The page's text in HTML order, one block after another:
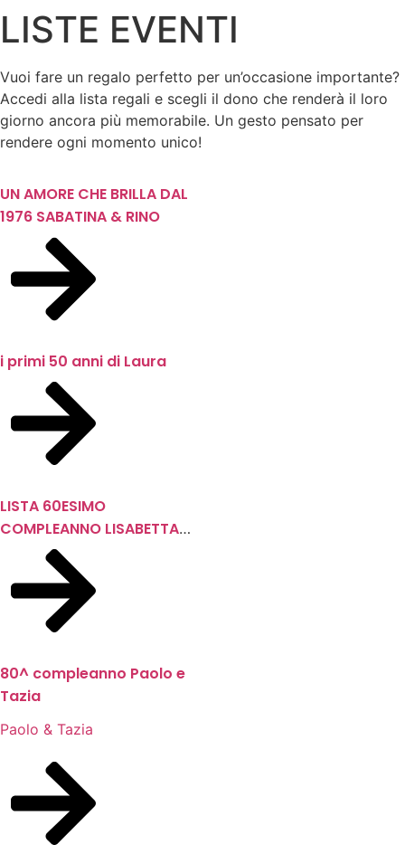
LISTE EVENTI
Vuoi fare un regalo perfetto per un’occasione importante?
Accedi alla lista regali e scegli il dono che renderà il loro
giorno ancora più memorabile. Un gesto pensato per
rendere ogni momento unico!
UN AMORE CHE BRILLA DAL
1976 SABATINA & RINO
i primi 50 anni di Laura
LISTA 60ESIMO
COMPLEANNO LISABETTA
BUIANI
80^ compleanno Paolo e
Tazia
Paolo & Tazia